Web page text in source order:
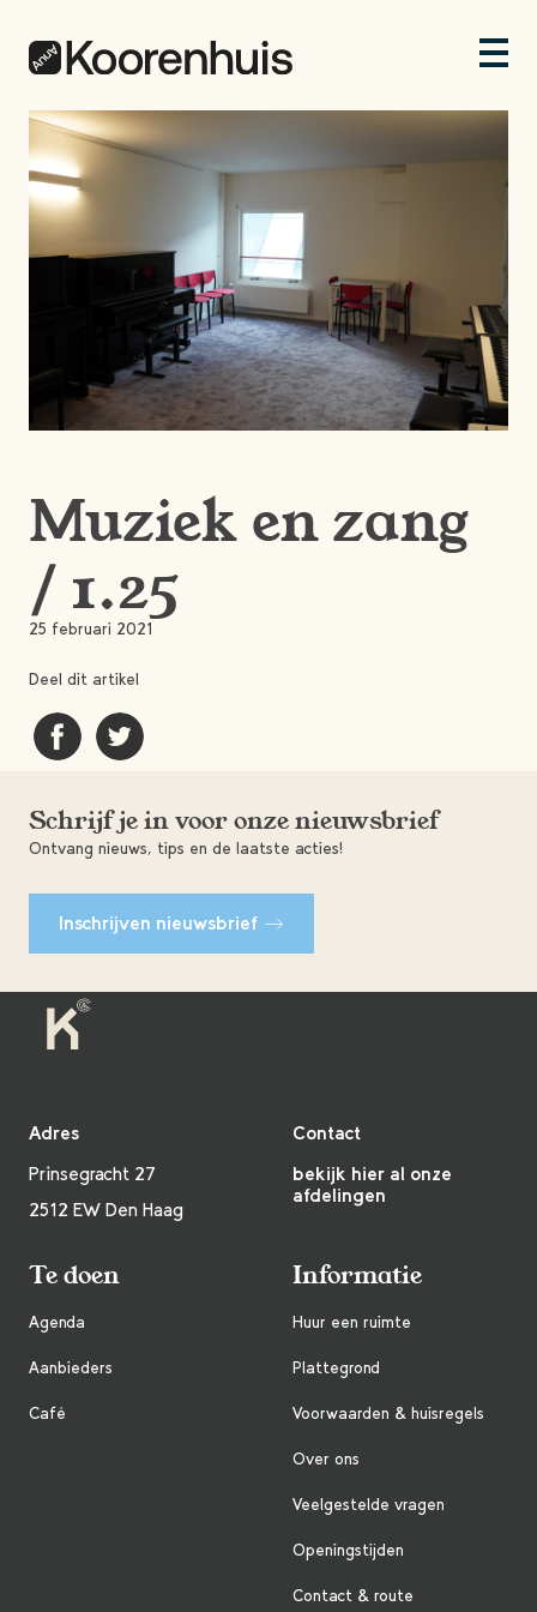
Muziek en zang
/ 1.25
25 februari 2021
Deel dit artikel
Schrijf je in voor onze nieuwsbrief
Ontvang nieuws, tips en de laatste acties!
Inschrijven nieuwsbrief
Adres
Prinsegracht 27
2512 EW Den Haag
Contact
bekijk hier al onze
afdelingen
Te doen
Agenda
Aanbieders
Café
Informatie
Huur een ruimte
Plattegrond
Voorwaarden & huisregels
Over ons
Veelgestelde vragen
Openingstijden
Contact & route